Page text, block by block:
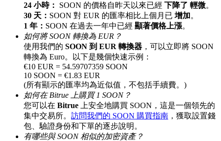
邀请好友
邀請朋友獲得現金獎勵
充值CASHCAT & 赢取
24 小時：
SOON 的價格自昨天以來已經 下降了 輕微。
30 天： SOON 對 EUR 的匯率相比上個月已 增加。
1 年： SOON 在過去一年中已經 顯著價格上漲。
如何將 SOON 轉換為 EUR？
使用我們的 SOON 到 EUR 轉換器 ，可以立即將 SOON
轉換為 Euro。以下是幾個快速示例：
€10 EUR = 54.59707359 SOON
10 SOON = €1.83 EUR
(所有顯示的匯率均為近似值，不包括手續費。)
如何在 Bitrue 上購買 1 SOON？
您可以在 Bitrue 上安全地購買 SOON，這是一個領先的
集中交易所。 訪問我們的 SOON 購買指南 ，獲取設置錢
包、驗證身份和下單的逐步說明。
有哪些與 SOON 相似的加密資產？